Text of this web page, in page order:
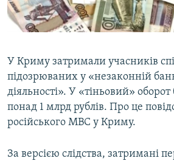
СВІДЧЕННЯ ОКУПАЦІЇ
УКРАЇНСЬКА ПРОБЛЕМА КРИМУ
Qırımtatar
Усі сайти RFE/RL
У Криму затримали учасників
підозрюваних у «незаконній
діяльності». У «тіньовий»
понад 1 млрд рублів. Про це
російського МВС у Криму.
За версією слідства, затримані